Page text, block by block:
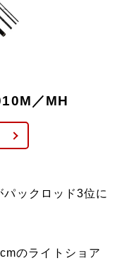
／MH
ックロッド3位に
のライトショア